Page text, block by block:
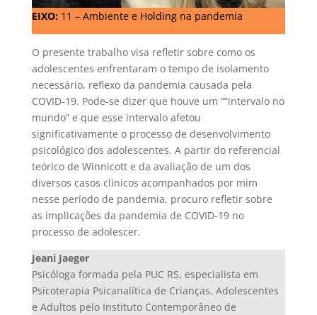
EIXO:11 – Ambiente e Holding na pandemia
O presente trabalho visa refletir sobre como os
adolescentes enfrentaram o tempo de isolamento
necessário, reflexo da pandemia causada pela
COVID-19. Pode-se dizer que houve um “”intervalo no
mundo” e que esse intervalo afetou
significativamente o processo de desenvolvimento
psicológico dos adolescentes. A partir do referencial
teórico de Winnicott e da avaliação de um dos
diversos casos clínicos acompanhados por mim
nesse período de pandemia, procuro refletir sobre
as implicações da pandemia de COVID-19 no
processo de adolescer.
Jeani Jaeger
Psicóloga formada pela PUC RS, especialista em
Psicoterapia Psicanalítica de Crianças, Adolescentes
e Adultos pelo Instituto Contemporâneo de